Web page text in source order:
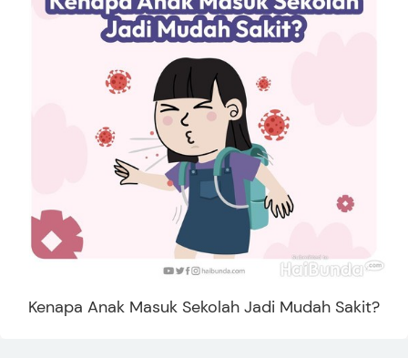
Kenapa Anak Masuk Sekolah Jadi Mudah Sakit?